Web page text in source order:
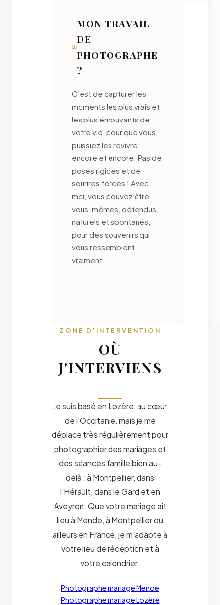
MON TRAVAIL
DE
PHOTOGRAPHE
?
C'est de capturer les
moments les plus vrais et
les plus émouvants de
votre vie, pour que vous
puissiez les revivre
encore et encore. Pas de
poses rigides et de
sourires forcés ! Avec
moi, vous pouvez être
vous-mêmes, détendus,
naturels et spontanés,
pour des souvenirs qui
vous ressemblent
vraiment.
ZONE D'INTERVENTION
OÙ
J'INTERVIENS
Je suis basé en Lozère, au cœur
de l'Occitanie, mais je me
déplace très régulièrement pour
photographier des mariages et
des séances famille bien au-
delà : à Montpellier, dans
l'Hérault, dans le Gard et en
Aveyron. Que votre mariage ait
lieu à Mende, à Montpellier ou
ailleurs en France, je m'adapte à
votre lieu de réception et à
votre calendrier.
Photographe mariage Mende
Photographe mariage Lozère